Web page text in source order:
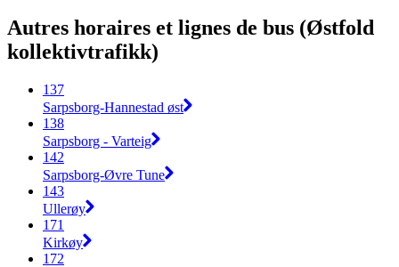
Autres horaires et lignes de bus (Østfold
kollektivtrafikk)
137
Sarpsborg-Hannestad øst
138
Sarpsborg - Varteig
142
Sarpsborg-Øvre Tune
143
Ullerøy
171
Kirkøy
172